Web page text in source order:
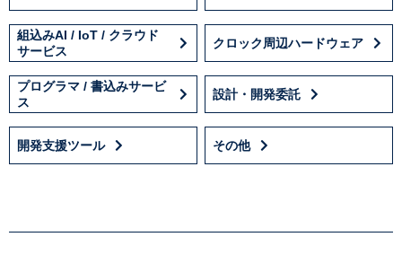
組込みAI / IoT / クラウド
サービス
クロック周辺ハードウェア
プログラマ / 書込みサービ
ス
設計・開発委託
開発支援ツール その他